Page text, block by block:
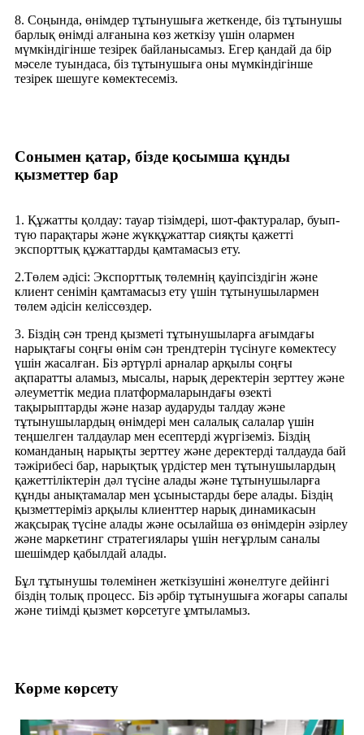
8. Соңында, өнімдер тұтынушыға жеткенде, біз тұтынушы
барлық өнімді алғанына көз жеткізу үшін олармен
мүмкіндігінше тезірек байланысамыз. Егер қандай да бір
мәселе туындаса, біз тұтынушыға оны мүмкіндігінше
тезірек шешуге көмектесеміз.
Сонымен қатар, бізде қосымша құнды
қызметтер бар
1. Құжатты қолдау: тауар тізімдері, шот-фактуралар, буып-
түю парақтары және жүкқұжаттар сияқты қажетті
экспорттық құжаттарды қамтамасыз ету.
2.Төлем әдісі: Экспорттық төлемнің қауіпсіздігін және
клиент сенімін қамтамасыз ету үшін тұтынушылармен
төлем әдісін келіссөздер.
3. Біздің сән тренд қызметі тұтынушыларға ағымдағы
нарықтағы соңғы өнім сән трендтерін түсінуге көмектесу
үшін жасалған. Біз әртүрлі арналар арқылы соңғы
ақпаратты аламыз, мысалы, нарық деректерін зерттеу және
әлеуметтік медиа платформаларындағы өзекті
тақырыптарды және назар аударуды талдау және
тұтынушылардың өнімдері мен салалық салалар үшін
теңшелген талдаулар мен есептерді жүргіземіз. Біздің
команданың нарықты зерттеу және деректерді талдауда бай
тәжірибесі бар, нарықтық үрдістер мен тұтынушылардың
қажеттіліктерін дәл түсіне алады және тұтынушыларға
құнды анықтамалар мен ұсыныстарды бере алады. Біздің
қызметтеріміз арқылы клиенттер нарық динамикасын
жақсырақ түсіне алады және осылайша өз өнімдерін әзірлеу
және маркетинг стратегиялары үшін неғұрлым саналы
шешімдер қабылдай алады.
Бұл тұтынушы төлемінен жеткізушіні жөнелтуге дейінгі
біздің толық процесс. Біз әрбір тұтынушыға жоғары сапалы
және тиімді қызмет көрсетуге ұмтыламыз.
Көрме көрсету